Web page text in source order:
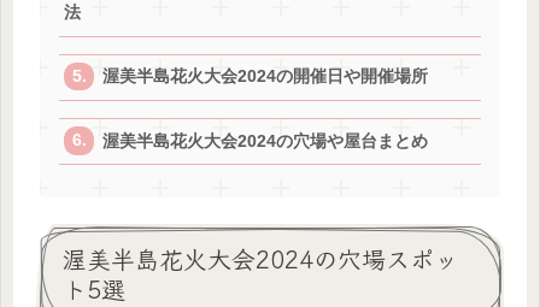
法
渥美半島花火大会2024の開催日や開催場所
渥美半島花火大会2024の穴場や屋台まとめ
渥美半島花火大会2024の穴場スポッ
ト5選